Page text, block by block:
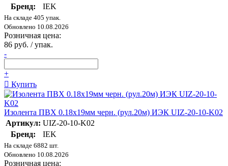
Бренд:
IEK
На складе 405 упак.
Обновлено 10.08.2026
Розничная цена:
86 руб. / упак.
-
+
Купить
Изолента ПВХ 0.18х19мм черн. (рул.20м) ИЭК UIZ-20-10-K02
Артикул: UIZ-20-10-K02
Бренд:
IEK
На складе 6882 шт.
Обновлено 10.08.2026
Розничная цена: